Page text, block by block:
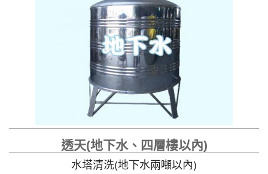
透天(地下水、四層樓以內)
水塔清洗(地下水兩噸以內)